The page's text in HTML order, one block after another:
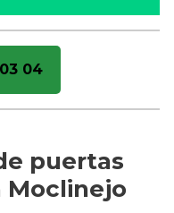
04
puertas
Moclinejo